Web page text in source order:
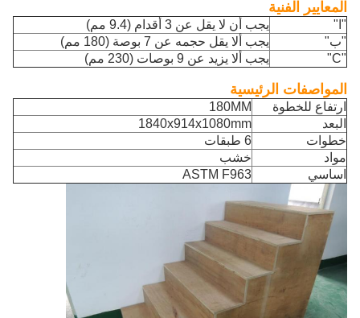
المعايير الفنية
"ا"
يجب أن لا يقل عن 3 أقدام (9.4 مم)
"ب"
يجب ألا يقل حجمه عن 7 بوصة (180 مم)
يجب ألا يزيد عن 9 بوصات (230 مم)
المواصفات الرئيسية
ارتفاع للخطوة
180MM
البعد
1840x914x1080mm
خطوات
6 طبقات
مواد
خشب
اساسي
ASTM F963